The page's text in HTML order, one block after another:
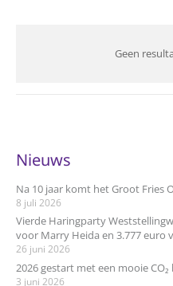
Geen
Nieuws
Na 10 jaar komt het Groot Fries
8 juli 2026
Vierde Haringparty
voor Marry Heida en 3.777 euro
26 juni 2026
2026 gestart met een mooie CO₂
3 juni 2026